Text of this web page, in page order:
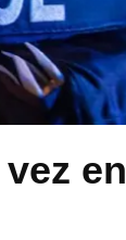
en